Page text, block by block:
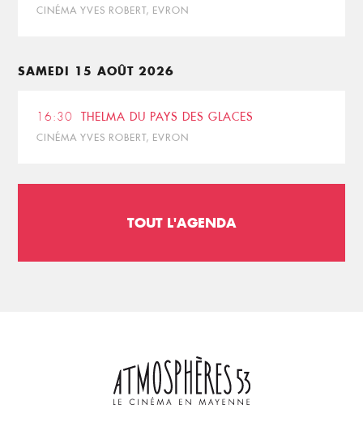
CINÉMA YVES ROBERT, EVRON
SAMEDI 15 AOÛT 2026
16:30 THELMA DU PAYS DES GLACES
CINÉMA YVES ROBERT, EVRON
TOUT L'AGENDA